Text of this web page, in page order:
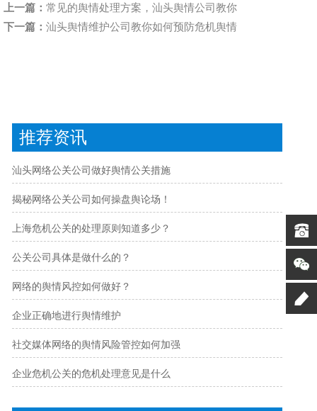
上一篇： 常见的舆情处理方案，汕头舆情公司教你
下一篇： 汕头舆情维护公司教你如何预防危机舆情
推荐资讯
汕头网络公关公司做好舆情公关措施
揭秘网络公关公司如何操盘舆论场！
上海危机公关的处理原则知道多少？
公关公司具体是做什么的？
网络的舆情风控如何做好？
企业正确地进行舆情维护
社交媒体网络的舆情风险管控如何加强
企业危机公关的危机处理意见是什么